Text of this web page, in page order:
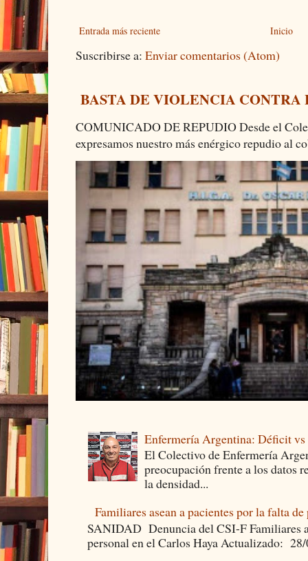
Entrada más reciente Inicio
Suscribirse a: Enviar comentarios (Atom)
BASTA DE VIOLENCIA
COMUNICADO DE REPUDIO Desde el
expresamos nuestro más enérgico repudio al
Enfermería Argentina: Déficit
El Colectivo de Enfermería
preocupación frente a los datos
la densidad...
Familiares asean a pacientes por la falta
SANIDAD Denuncia del CSI-F Familiares
personal en el Carlos Haya Actualizado: